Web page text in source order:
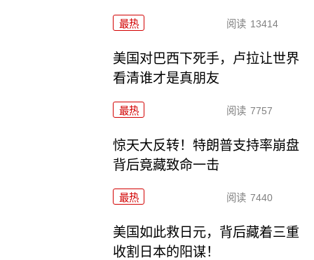
最热 阅读 13414
美国对巴西下死手，卢拉让世界
看清谁才是真朋友
最热 阅读 7757
惊天大反转！特朗普支持率崩盘
背后竟藏致命一击
最热 阅读 7440
美国如此救日元，背后藏着三重
收割日本的阳谋！